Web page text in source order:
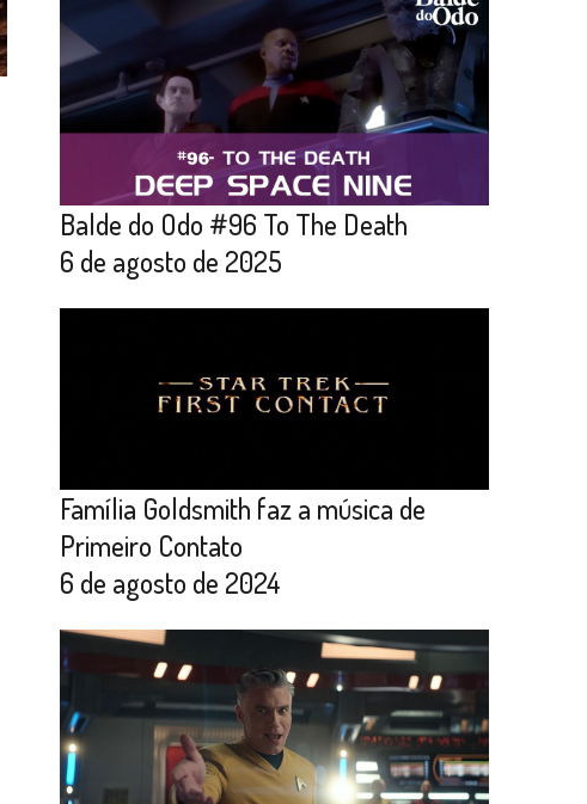
Balde do Odo #96 To The Death
6 de agosto de 2025
Família Goldsmith faz a música de
Primeiro Contato
6 de agosto de 2024